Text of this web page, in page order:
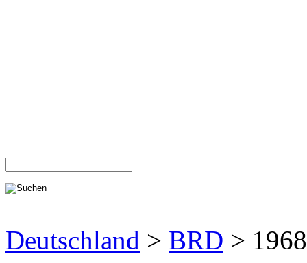
Deutschland > BRD >